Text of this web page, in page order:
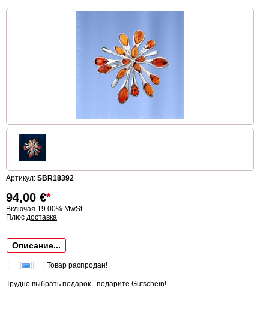
Артикул: SBR18392
94,00 €*
Включая 19.00% MwSt
Плюс доставка
Описание...
Товар распродан!
Трудно выбрать подарок - подарите Gutschein!